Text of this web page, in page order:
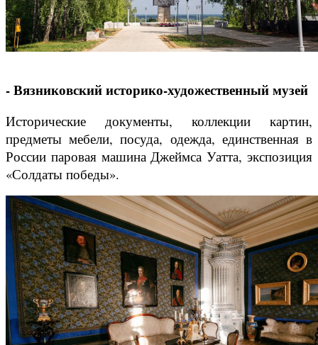
- Вязниковский историко-художественный музей
Исторические документы, коллекции картин,
предметы мебели, посуда, одежда, единственная в
России паровая машина Джеймса Уатта, экспозиция
«Солдаты победы».